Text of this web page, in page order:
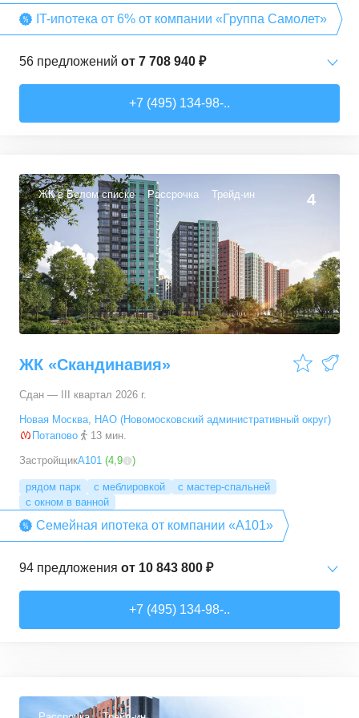
IT-ипотека от 6% от компании «Группа Самолет»
56 предложений от 7 708 940 ₽
34,71–49,54м² 22 предложения
2-комн. кв.
50,6–60,29
3-комн. кв. от16 491 230 ₽
74,3–94,8м² 22 предложения
+7 (495) 134-98-..
ЖК в Белом списке Рассрочка Трейд-ин 4
ЖК «Скандинавия»
Сдан — III квартал 2026 г.
Новая Москва, НАО (Новомосковский административный округ)
Потапово
13 мин.
ЗастройщикА101 (4,9 )
рядом парк с меблировкой
с мастер-спальней
с окном в ванной
Семейная ипотека от компании «А101»
94 предложения от 10 843 800 ₽
+7 (495) 134-98-..